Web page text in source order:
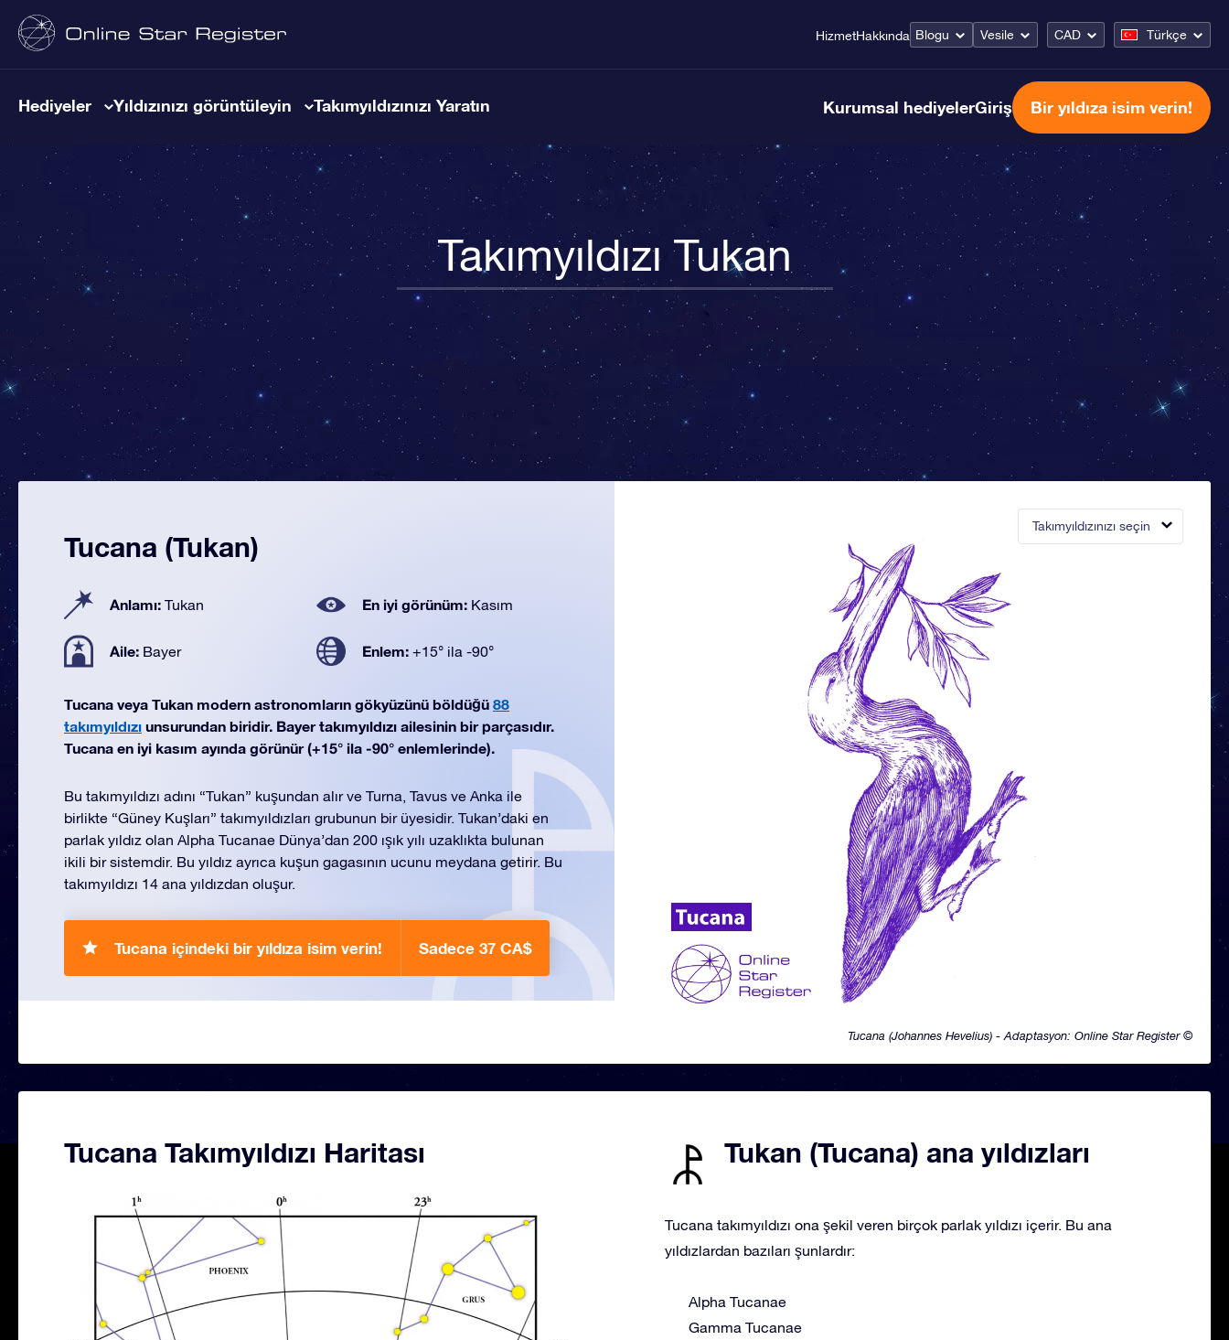
HizmetHakkında Blogu Vesile CAD Türkçe
Hediyeler Yıldızınızı görüntüleyin Takımyıldızınızı Yaratın Kurumsal hediyelerGiriş Bir yıldıza isim verin!
Takımyıldızı Tukan
Takımyıldızınızı seçin
Tucana (Johannes Hevelius) - Adaptasyon: Online Star Register ©
Tucana (Tukan)
Anlamı: Tukan En iyi görünüm: Kasım
Aile: Bayer Enlem: +15° ila -90°
Tucana veya Tukan modern astronomların gökyüzünü böldüğü 88
takımyıldızı unsurundan biridir. Bayer takımyıldızı ailesinin bir parçasıdır.
Tucana en iyi kasım ayında görünür (+15° ila -90° enlemlerinde).
Bu takımyıldızı adını “Tukan” kuşundan alır ve Turna, Tavus ve Anka ile
birlikte “Güney Kuşları” takımyıldızları grubunun bir üyesidir. Tukan’daki en
parlak yıldız olan Alpha Tucanae Dünya’dan 200 ışık yılı uzaklıkta bulunan
ikili bir sistemdir. Bu yıldız ayrıca kuşun gagasının ucunu meydana getirir. Bu
takımyıldızı 14 ana yıldızdan oluşur.
Tucana içindeki bir yıldıza isim verin! Sadece 37 CA$
Tucana Takımyıldızı Haritası Tukan (Tucana) ana yıldızları
Tucana takımyıldızı ona şekil veren birçok parlak yıldızı içerir. Bu ana
yıldızlardan bazıları şunlardır:
Alpha Tucanae
Gamma Tucanae